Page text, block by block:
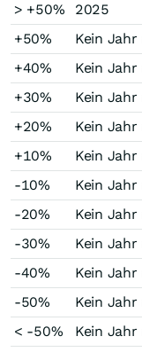
> +50%
2025
+50%
Kein
+40%
Kein
+30%
Kein
+20%
Kein
+10%
Kein
-10%
Kein
-20%
Kein
-30%
Kein
-40%
Kein
-50%
Kein
< -50%
Kein